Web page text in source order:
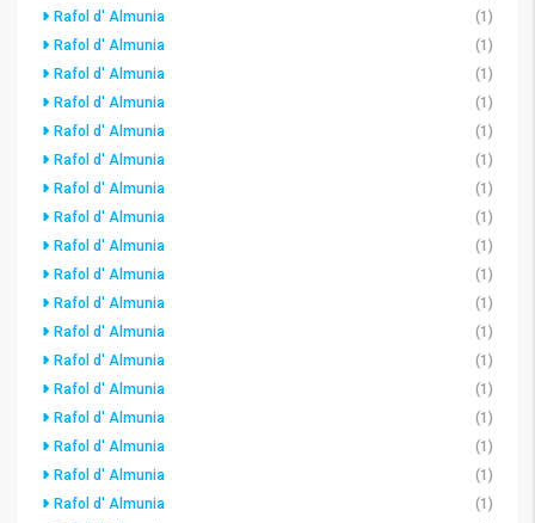
Rafol d' Almunia
(1)
Rafol d' Almunia
(1)
Rafol d' Almunia
(1)
Rafol d' Almunia
(1)
Rafol d' Almunia
(1)
Rafol d' Almunia
(1)
Rafol d' Almunia
(1)
Rafol d' Almunia
(1)
Rafol d' Almunia
(1)
Rafol d' Almunia
(1)
Rafol d' Almunia
(1)
Rafol d' Almunia
(1)
Rafol d' Almunia
(1)
Rafol d' Almunia
(1)
Rafol d' Almunia
(1)
Rafol d' Almunia
(1)
Rafol d' Almunia
(1)
Rafol d' Almunia
(1)